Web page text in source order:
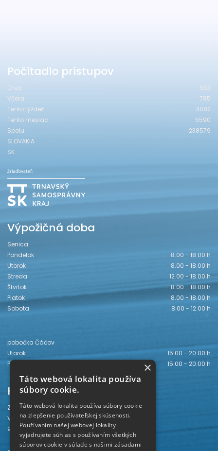
Počítadlo prístupov
Dnes
553
Včera
785
Tento týždeň
4082
Tento mesiac
5590
Spolu
238579
SLOVAKIA
SK
Výpožičná doba
Senica
Pondelok
8.00 - 18.00 h
Utorok
8.00 - 18.00 h
Streda
12.00 - 18.00 h
Štvrtok
8.00 - 18.00 h
Piatok
8.00 - 18.00 h
Sobota
8.00 - 12.00 h
pobočka Čáčov
Utorok
15.00 - 20.00 h
Piatok
15.00 - 20.00 h
Kontakt
Záhorská knižnica
Vajanského 28
905 01 Senica
×
Táto webová lokalita používa
súbory cookie.
Táto webová lokalita používa súbory cookie
na zlepšenie používateľskej skúsenosti.
Používaním našej webovej lokality
vyjadrujete súhlas s používaním všetkých
súborov cookie v súlade s našimi zásadami